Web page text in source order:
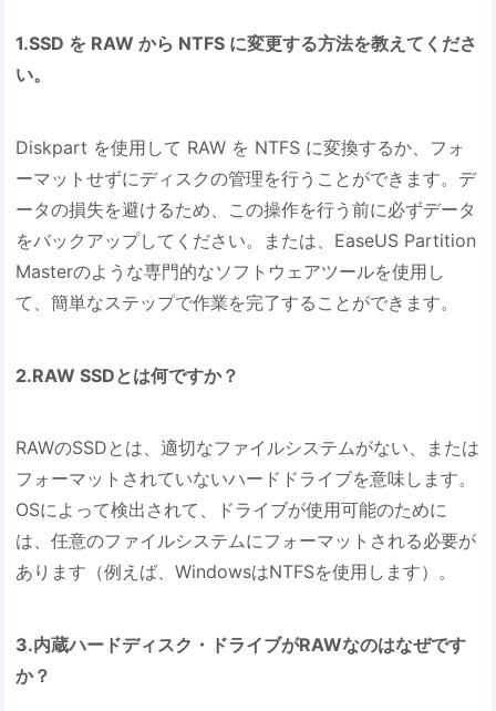
1.SSD を RAW から NTFS に変更する方法を教えてくださ
い。
Diskpart を使用して RAW を NTFS に変換するか、フォ
ーマットせずにディスクの管理を行うことができます。デ
ータの損失を避けるため、この操作を行う前に必ずデータ
をバックアップしてください。または、EaseUS Partition
Masterのような専門的なソフトウェアツールを使用し
て、簡単なステップで作業を完了することができます。
2.RAW SSDとは何ですか？
RAWのSSDとは、適切なファイルシステムがない、または
フォーマットされていないハードドライブを意味します。
OSによって検出されて、ドライブが使用可能のために
は、任意のファイルシステムにフォーマットされる必要が
あります（例えば、WindowsはNTFSを使用します）。
3.内蔵ハードディスク・ドライブがRAWなのはなぜです
か？